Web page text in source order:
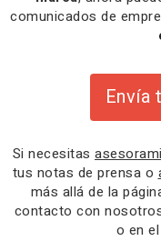
comunicados de
Envía
Si necesitas
tus notas de prensa o
más allá de la
contacto con
o en